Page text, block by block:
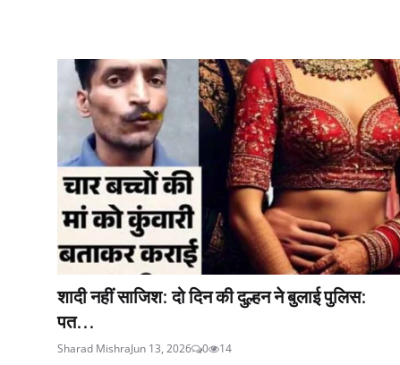
शादी नहीं साजिश: दो दिन की दुल्हन ने बुलाई पुलिस:
पत...
Sharad MishraJun 13, 2026 0 14